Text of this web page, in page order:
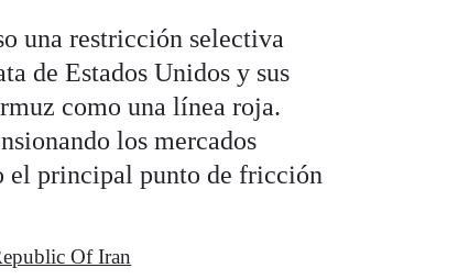
una restricción selectiva
de Estados Unidos y sus
como una línea roja.
los mercados
el principal punto de fricción
Of Iran